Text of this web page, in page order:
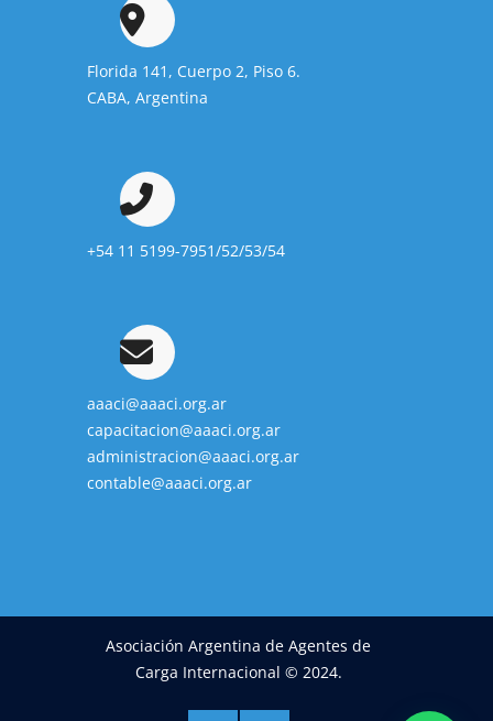
Florida 141, Cuerpo 2, Piso 6.
CABA, Argentina
+54 11 5199-7951/52/53/54
aaaci@aaaci.org.ar
capacitacion@aaaci.org.ar
administracion@aaaci.org.ar
contable@aaaci.org.ar
Asociación Argentina de Agentes de
Carga Internacional © 2024.